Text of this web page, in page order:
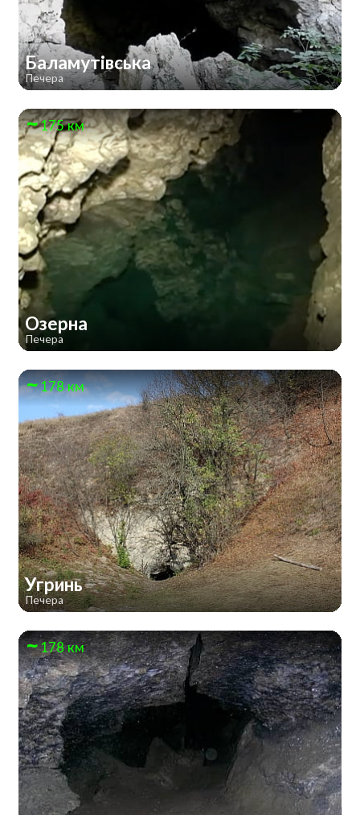
Баламутівська
Печера
175 км
Озерна
Печера
178 км
Угринь
Печера
178 км